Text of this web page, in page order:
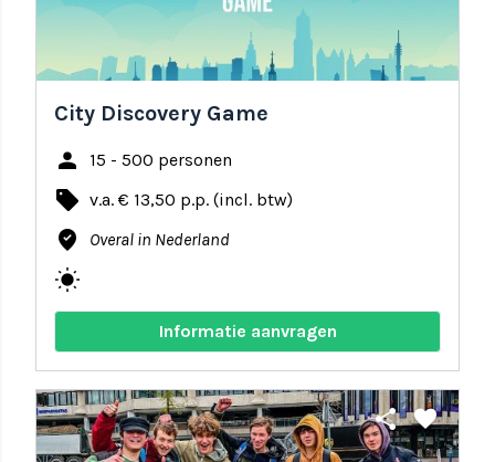
City Discovery Game
person 15 - 500 personen
local_offer v.a. € 13,50 p.p. (incl. btw)
where_to_vote Overal in Nederland
wb_sunny
Informatie aanvragen
share favorite